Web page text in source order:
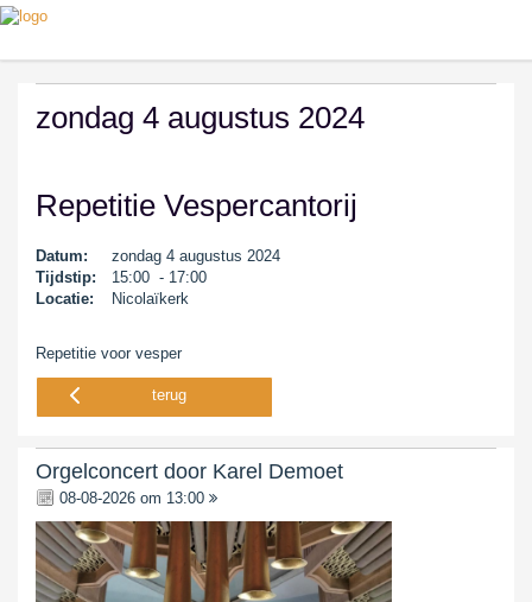
zondag 4 augustus 2024
Repetitie Vespercantorij
Datum:
zondag 4 augustus 2024
Tijdstip:
15:00 - 17:00
Locatie:
Nicolaïkerk
Repetitie voor vesper
terug
Orgelconcert door Karel Demoet
08-08-2026 om 13:00